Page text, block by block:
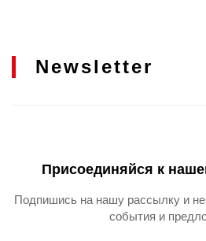
Newsletter
Присоединяйся к
Подпишись на нашу рассылку и
события и